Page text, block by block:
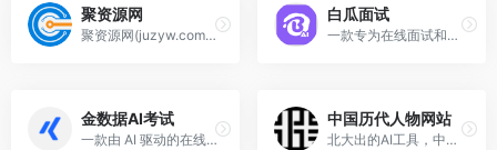
聚资源网
聚资源网(juzyw.com)，是一家聚合了全网资源的网址导航网站
白瓜面试
一款专为在线面试和笔试场景设计的 AI 助手，支持实时语音识别、图片识别、智能辅助回答、双设备互连等功能，全平台适用。不惧面试，助你轻松拿 Offer。
金数据AI考试
一款由 AI 驱动的在线考试软件，支持AI出题、AI自动生成题库。
中国历代人物网站
北大出的AI工具，中国历代人物网站在网站上可以看到全中国的历代人物以及关系等等备受历史爱好者喜爱